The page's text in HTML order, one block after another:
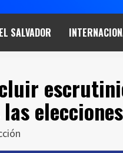
EL SALVADOR
elecciones